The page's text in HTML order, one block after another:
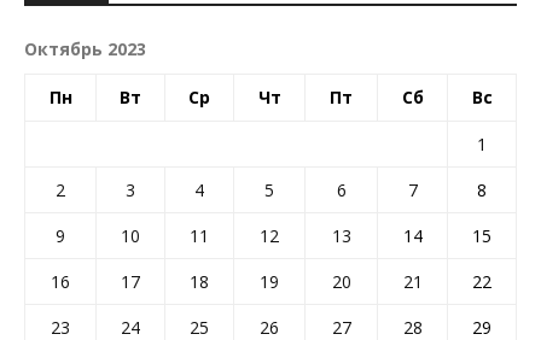
Октябрь 2023
Пн Вт Ср Чт Пт Сб Вс
1
2
3 4 5 6 7
8
9
10 11 12 13 14
15
16
17 18 19 20 21
22
23
24 25 26 27 28
29